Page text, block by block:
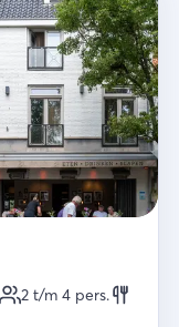
2 t/m 4 pers.